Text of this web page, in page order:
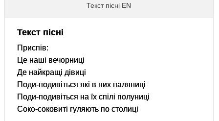
Текст пісні EN
Текст пісні
Приспів:
Це наші вечорниці
Де найкращі дівиці
Поди-подивіться які в них паляниці
Поди-подивіться на їх спілі полуниці
Соко-соковиті гуляють по столиці